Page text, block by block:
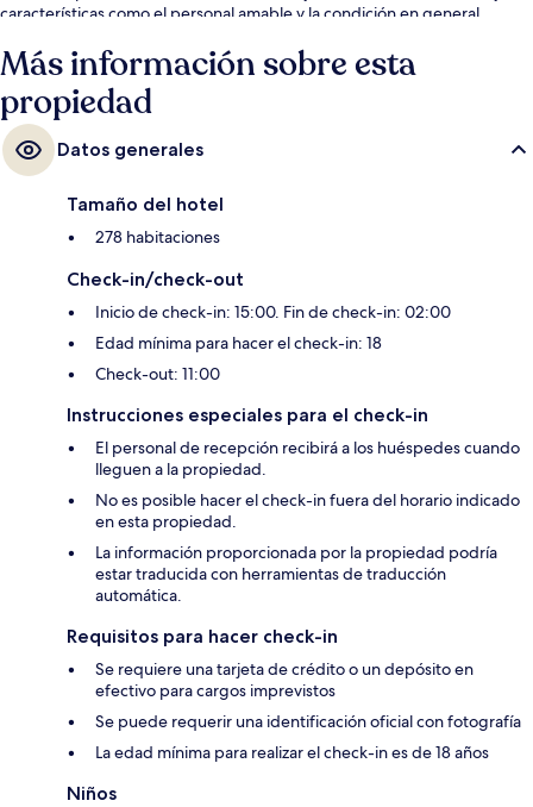
características como el personal amable y la condición en general.
Más información sobre esta
propiedad
Datos generales
Tamaño del hotel
278 habitaciones
Check-in/check-out
Inicio de check-in: 15:00. Fin de check-in: 02:00
Edad mínima para hacer el check-in: 18
Check-out: 11:00
Instrucciones especiales para el check-in
El personal de recepción recibirá a los huéspedes cuando
lleguen a la propiedad.
No es posible hacer el check-in fuera del horario indicado
en esta propiedad.
La información proporcionada por la propiedad podría
estar traducida con herramientas de traducción
automática.
Requisitos para hacer check-in
Se requiere una tarjeta de crédito o un depósito en
efectivo para cargos imprevistos
Se puede requerir una identificación oficial con fotografía
La edad mínima para realizar el check-in es de 18 años
Niños